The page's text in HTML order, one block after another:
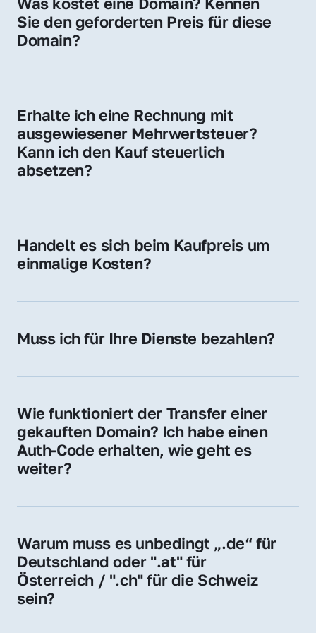
Adressen oder als digitale Investition.
Sie den geforderten Preis für diese
Domain?
Domain liegt ein konkreter Kaufpreis vor –
unverbindliches Angebot.
Erhalte ich eine Rechnung mit
ausgewiesener Mehrwertsteuer?
Kann ich den Kauf steuerlich
absetzen?
Für Unternehmen ist der Kauf in der Regel
Handelt es sich beim Kaufpreis um
einmalige Kosten?
späteren Betrieb der Domain (z. B. beim
Gebühren an. Diese bewegen sich für .de
Muss ich für Ihre Dienste bezahlen?
der Domain – ohne zusätzliche Vermittlungs-
Wie funktioniert der Transfer einer
gekauften Domain? Ich habe einen
Auth-Code erhalten, wie geht es
weiter?
Provider, die Domain zu übernehmen. Gerne
schnellen Prozess.
Warum muss es unbedingt „.de“ für
Deutschland oder ".at" für
Österreich / ".ch" für die Schweiz
sein?